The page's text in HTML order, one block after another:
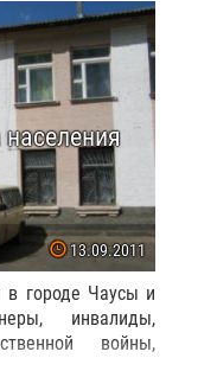
13.09.2011
в городе Чаусы и
инвалиды,
войны,